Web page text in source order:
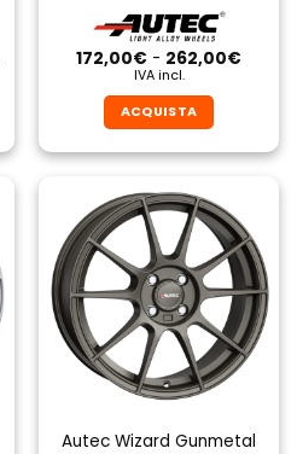
172,00€ - 262,00€Fascia
IVA incl.
ACQUISTA
prodotto
ha
più
varianti.
Le
opzioni
possono
essere
scelte
nella
del
Autec Wizard Gunmetal